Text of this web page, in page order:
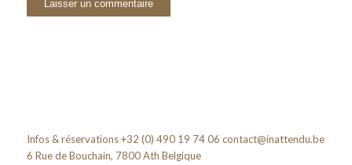
Infos & réservations +32 (0) 490 19 74 06 contact@inattendu.be
6 Rue de Bouchain, 7800 Ath Belgique